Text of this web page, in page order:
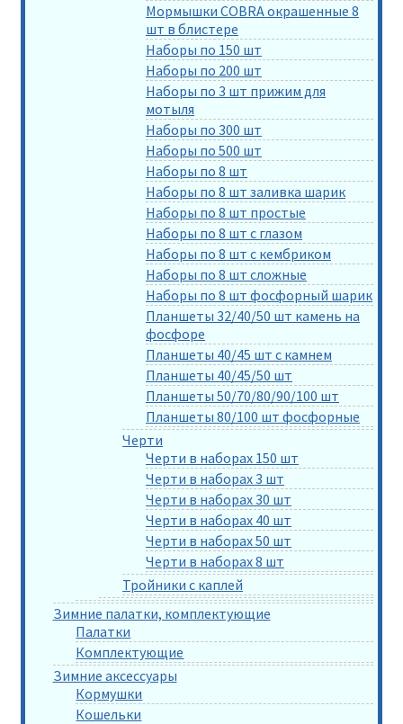
Мормышки COBRA окрашенные 8
шт в блистере
Наборы по 150 шт
Наборы по 200 шт
Наборы по 3 шт прижим для
мотыля
Наборы по 300 шт
Наборы по 500 шт
Наборы по 8 шт
Наборы по 8 шт заливка шарик
Наборы по 8 шт простые
Наборы по 8 шт с глазом
Наборы по 8 шт с кембриком
Наборы по 8 шт сложные
Наборы по 8 шт фосфорный шарик
Планшеты 32/40/50 шт камень на
фосфоре
Планшеты 40/45 шт с камнем
Планшеты 40/45/50 шт
Планшеты 50/70/80/90/100 шт
Планшеты 80/100 шт фосфорные
Черти
Черти в наборах 150 шт
Черти в наборах 3 шт
Черти в наборах 30 шт
Черти в наборах 40 шт
Черти в наборах 50 шт
Черти в наборах 8 шт
Тройники с каплей
Зимние палатки, комплектующие
Палатки
Комплектующие
Зимние аксессуары
Кормушки
Кошельки